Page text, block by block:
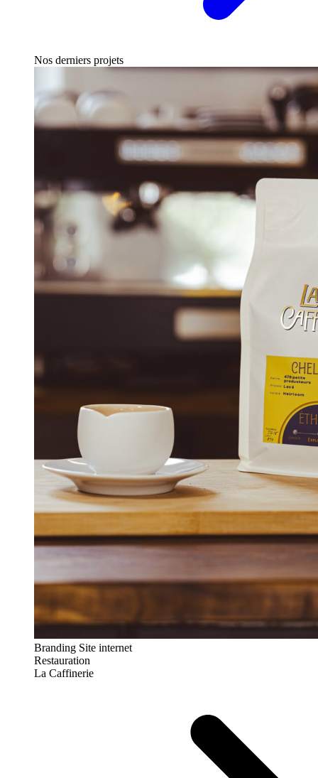
Nos derniers projets
Branding Site internet
Restauration
La Caffinerie